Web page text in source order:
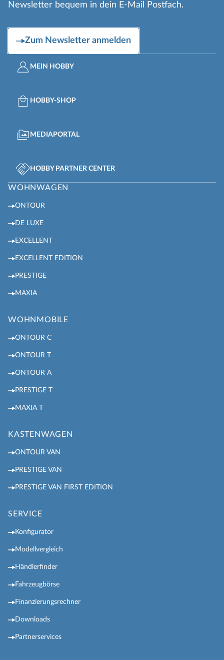
Newsletter bequem in dein E-Mail Postfach.
Zum Newsletter anmelden
MEIN HOBBY
HOBBY-SHOP
MEDIAPORTAL
HOBBY PARTNER CENTER
WOHNWAGEN
ONTOUR
DE LUXE
EXCELLENT
EXCELLENT EDITION
PRESTIGE
MAXIA
WOHNMOBILE
ONTOUR C
ONTOUR T
ONTOUR A
PRESTIGE T
MAXIA T
KASTENWAGEN
ONTOUR VAN
PRESTIGE VAN
PRESTIGE VAN FIRST EDITION
SERVICE
Konfigurator
Modellvergleich
Händlerfinder
Fahrzeugbörse
Finanzierungsrechner
Downloads
Partnerservices